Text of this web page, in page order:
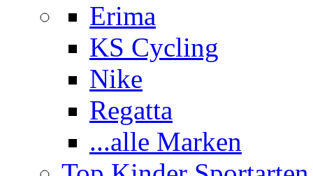
Erima
KS Cycling
Nike
Regatta
...alle Marken